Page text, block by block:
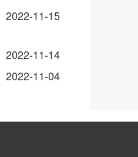
2022-11-15
2022-11-14
2022-11-04